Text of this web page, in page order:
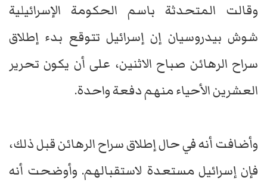
وقالت المتحدثة باسم الحكومة الإسرائيلية
شوش بيدروسيان إن إسرائيل تتوقع بدء إطلاق
سراح الرهائن صباح الاثنين، على أن يكون تحرير
العشرين الأحياء منهم دفعة واحدة.
وأضافت أنه في حال إطلاق سراح الرهائن قبل ذلك،
فإن إسرائيل مستعدة لاستقبالهم. وأوضحت أنه